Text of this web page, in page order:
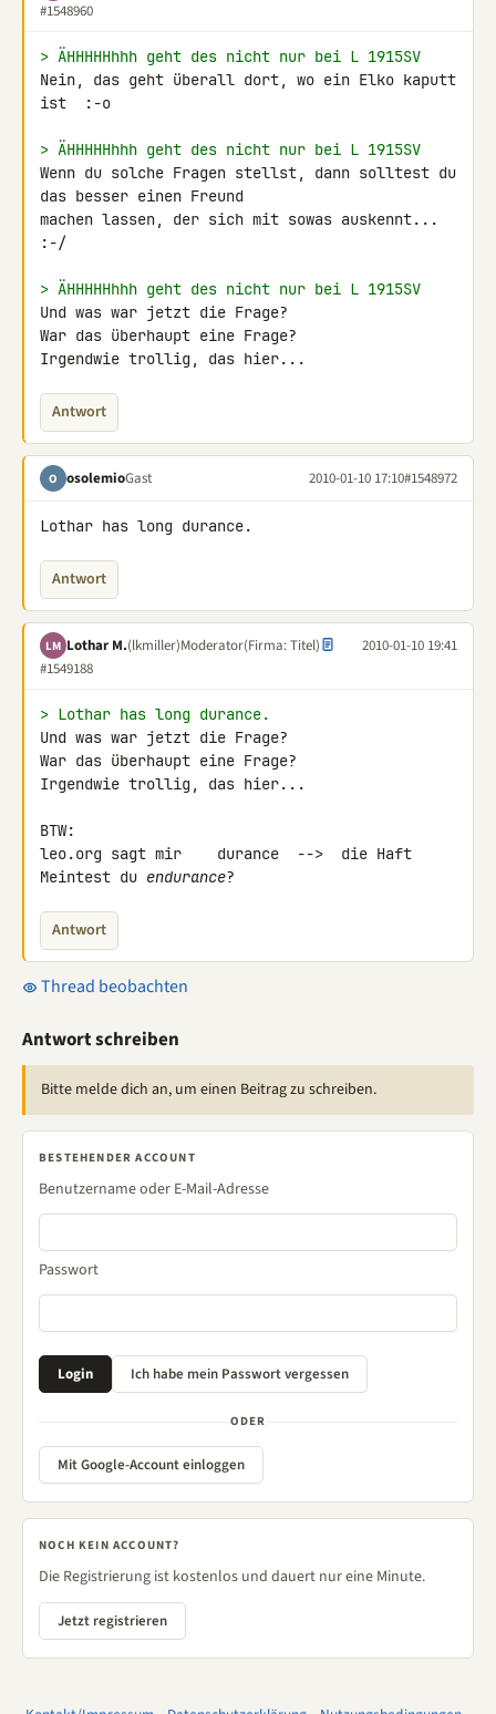
#1548960
> ÄHHHHHhhh geht des nicht nur bei L 1915SV
Nein, das geht überall dort, wo ein Elko kaputt
ist  :-o
> ÄHHHHHhhh geht des nicht nur bei L 1915SV
Wenn du solche Fragen stellst, dann solltest du
das besser einen Freund
machen lassen, der sich mit sowas auskennt...
:-/
> ÄHHHHHhhh geht des nicht nur bei L 1915SV
Und was war jetzt die Frage?
War das überhaupt eine Frage?
Irgendwie trollig, das hier...
Antwort
O osolemioGast 2010-01-10 17:10#1548972
Lothar has long durance.
Antwort
LM Lothar M.(lkmiller)Moderator(Firma: Titel)
2010-01-10 19:41
#1549188
> Lothar has long durance.
Und was war jetzt die Frage?
War das überhaupt eine Frage?
Irgendwie trollig, das hier...
BTW:
leo.org sagt mir    durance  -->  die Haft
Meintest du endurance?
Antwort
Thread beobachten
Antwort schreiben
Bitte melde dich an, um einen Beitrag zu schreiben.
BESTEHENDER ACCOUNT
Benutzername oder E-Mail-Adresse
Passwort
ODER
Mit Google-Account einloggen
NOCH KEIN ACCOUNT?
Die Registrierung ist kostenlos und dauert nur eine Minute.
Jetzt registrieren